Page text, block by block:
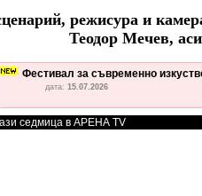
режисура и
Теодор Мечев,
Фестивал за съвременно
дата: 15.07.2026
седмица в АРЕНА TV